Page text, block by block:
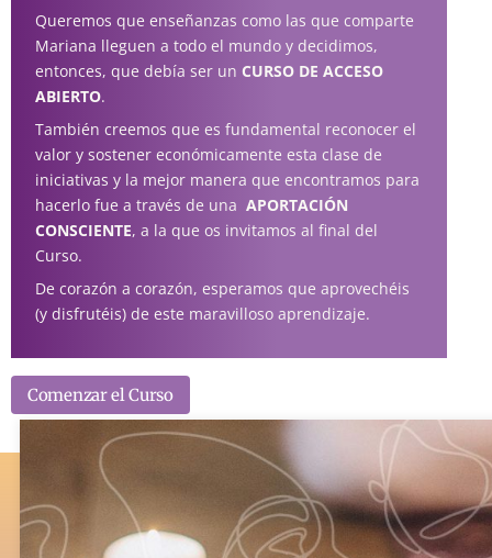
Queremos que enseñanzas como las que comparte
Mariana lleguen a todo el mundo y decidimos,
entonces, que debía ser un CURSO DE ACCESO
ABIERTO.
También creemos que es fundamental reconocer el
valor y sostener económicamente esta clase de
iniciativas y la mejor manera que encontramos para
hacerlo fue a través de una APORTACIÓN
CONSCIENTE, a la que os invitamos al final del
Curso.
De corazón a corazón, esperamos que aprovechéis
(y disfrutéis) de este maravilloso aprendizaje.
Comenzar el Curso